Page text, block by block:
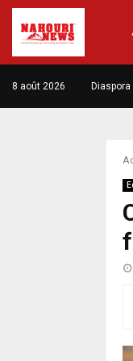
8 août 2026 Diaspora